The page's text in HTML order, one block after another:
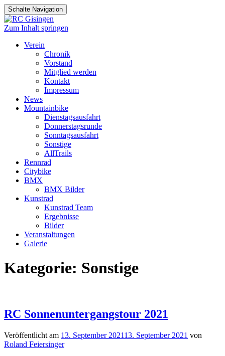
Schalte Navigation
Zum Inhalt springen
Verein
Chronik
Vorstand
Mitglied werden
Kontakt
Impressum
News
Mountainbike
Dienstagsausfahrt
Donnerstagsrunde
Sonntagsausfahrt
Sonstige
AllTrails
Rennrad
Citybike
BMX
BMX Bilder
Kunstrad
Kunstrad Team
Ergebnisse
Bilder
Veranstaltungen
Galerie
Kategorie: Sonstige
RC Sonnenuntergangstour 2021
Veröffentlicht am 13. September 202113. September 2021 von
Roland Feiersinger